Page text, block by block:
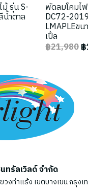
รุ่น S-
ำตาล
พัดลมโคมไ
DC72-
LMAPLEข
เปิ้ล
฿21,980
ทรัลเวิลด์ จำกัด
งท่าแร้ง เขตบางเขน กรุง